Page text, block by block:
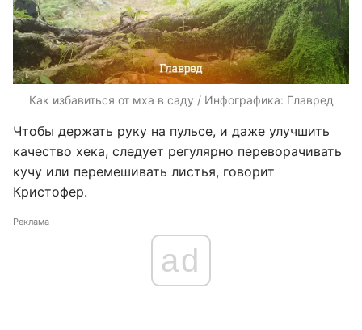
Как избавиться от мха в саду / Инфографика: Главред
Чтобы держать руку на пульсе, и даже улучшить
качество хека, следует регулярно переворачивать
кучу или перемешивать листья, говорит
Кристофер.
Реклама
ad